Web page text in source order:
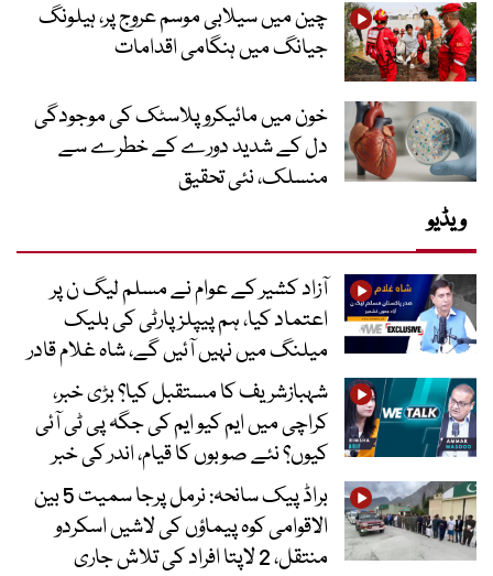
چین میں سیلابی موسم عروج پر، ہیلونگ
جیانگ میں ہنگامی اقدامات
خون میں مائیکرو پلاسٹک کی موجودگی
دل کے شدید دورے کے خطرے سے
منسلک، نئی تحقیق
ویڈیو
آزاد کشیر کے عوام نے مسلم لیگ ن پر
اعتماد کیا، ہم پیپلز پارٹی کی بلیک
میلنگ میں نہیں آئیں گے، شاہ غلام قادر
شہبازشریف کا مستقبل کیا؟ بڑی خبر،
کراچی میں ایم کیو ایم کی جگہ پی ٹی آئی
کیوں؟ نئے صوبوں کا قیام، اندر کی خبر
براڈ پیک سانحہ: نرمل پرجا سمیت 5 بین
الاقوامی کوہ پیماؤں کی لاشیں اسکردو
منتقل، 2 لاپتا افراد کی تلاش جاری